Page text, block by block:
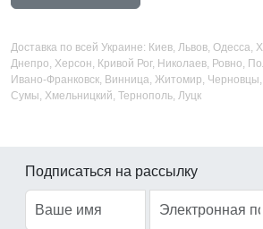
Доставка по всей Украине: Киев, Львов, Одесса,
Днепро, Херсон, Кривой Рог, Николаев, Ровно,
Ивано-Франковск, Винница, Житомир, Черновцы,
Сумы, Хмельницкий, Тернополь, Луцк
Подписаться на рассылку